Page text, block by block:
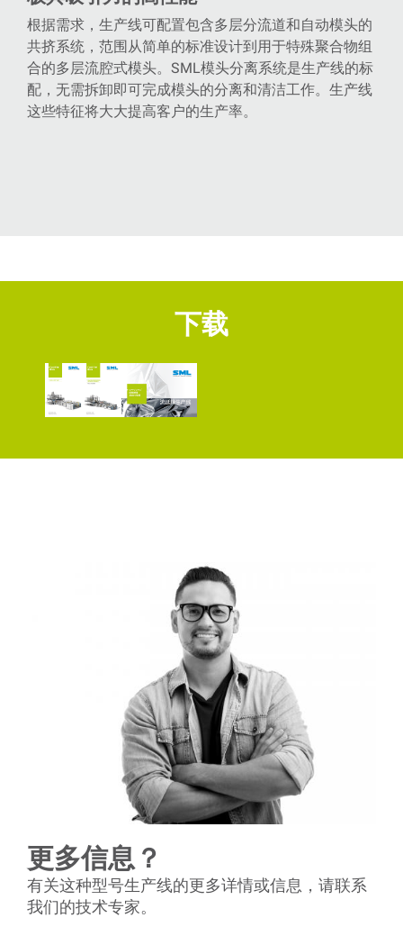
根据需求，生产线可配置包含多层分流道和自动模头的
共挤系统，范围从简单的标准设计到用于特殊聚合物组
合的多层流腔式模头。SML模头分离系统是生产线的标
配，无需拆卸即可完成模头的分离和清洁工作。生产线
这些特征将大大提高客户的生产率。
更多信息？
有关这种型号生产线的更多详情或信息，请联系
我们的技术专家。